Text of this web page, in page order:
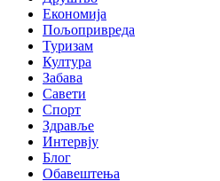
Економија
Пољопривреда
Туризам
Култура
Забава
Савети
Спорт
Здравље
Интервју
Блог
Обавештења